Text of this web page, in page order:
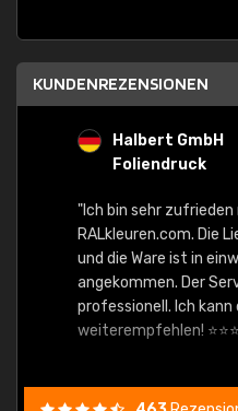
KUNDENREZENSIONEN
Halbert GmbH
Foliendruck
"Ich bin sehr
RALkleuren.com. Die
und die Ware ist in
angekommen. Der
professionell. Ich kann
weiterempfehlen!